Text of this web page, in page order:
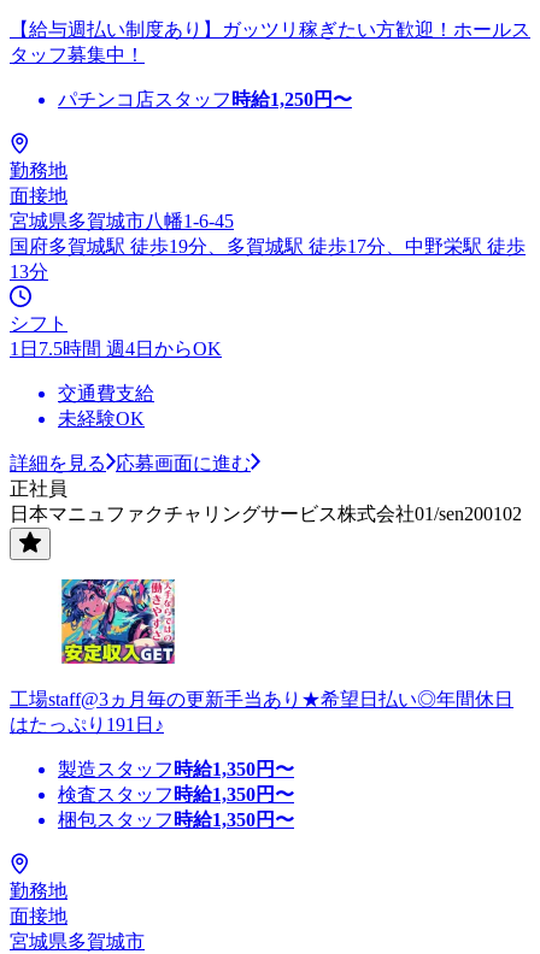
【給与週払い制度あり】ガッツリ稼ぎたい方歓迎！ホールス
タッフ募集中！
パチンコ店スタッフ 時給1,250円〜
勤務地
面接地
宮城県多賀城市八幡1-6-45
国府多賀城駅 徒歩19分、多賀城駅 徒歩17分、中野栄駅 徒歩
13分
シフト
1日7.5時間 週4日からOK
交通費支給
未経験OK
詳細を見る
応募画面に進む
正社員
日本マニュファクチャリングサービス株式会社01/sen200102
工場staff@3ヵ月毎の更新手当あり★希望日払い◎年間休日
はたっぷり191日♪
製造スタッフ 時給1,350円〜
検査スタッフ 時給1,350円〜
梱包スタッフ 時給1,350円〜
勤務地
面接地
宮城県多賀城市